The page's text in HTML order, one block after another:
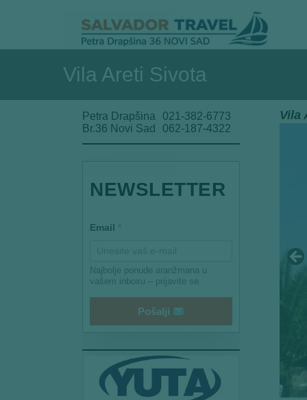
Vila Areti Sivota
Vila
Petra Drapšina
Br.36 Novi Sad
021-382-6773
062-187-4322
NEWSLETTER
m
E
m
a
Email *
Najbolje ponude aranžmana u
vašem inboxu – prijavite se.
Pošalji